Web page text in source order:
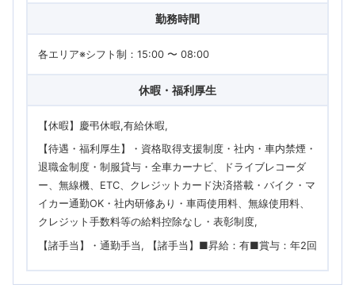
勤務時間
各エリア※シフト制：15:00 〜 08:00
休暇・福利厚生
【休暇】慶弔休暇,有給休暇
【待遇・福利厚生】・資格取得支援制度・社内・車内禁煙・
退職金制度・制服貸与・全車カーナビ、ドライブレコーダ
ー、無線機、ETC、クレジットカード決済搭載・バイク・マ
イカー通勤OK・社内研修あり・車両使用料、無線使用料、
クレジット手数料等の給料控除なし・表彰制度
【諸手当】・通勤手当
【諸手当】■昇給：有■賞与：年2回